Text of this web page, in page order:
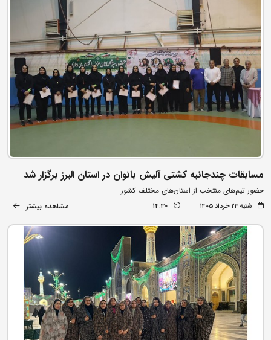
مسابقات چندجانبه کشتی آلیش بانوان در استان البرز برگزار شد
حضور تیم‌های منتخب از استان‌های مختلف کشور
شنبه ۲۳ خرداد ۱۴۰۵ 14:30 مشاهده بیشتر